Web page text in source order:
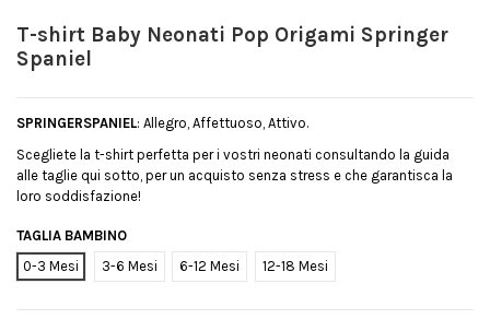
T-shirt Baby Neonati Pop Origami Springer
Spaniel
SPRINGERSPANIEL: Allegro, Affettuoso, Attivo.
Scegliete la t-shirt perfetta per i vostri neonati consultando la guida
alle taglie qui sotto, per un acquisto senza stress e che garantisca la
loro soddisfazione!
TAGLIA BAMBINO
0-3 Mesi
3-6 Mesi 6-12 Mesi 12-18 Mesi